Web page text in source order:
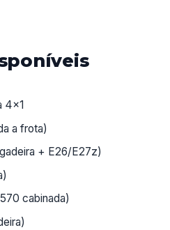
4x1
a frota)
+ E26/E27z)
cabinada)